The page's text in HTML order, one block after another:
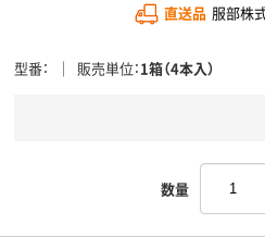
直送品 服部株
型番 販売単位 1箱（4本入）
数量